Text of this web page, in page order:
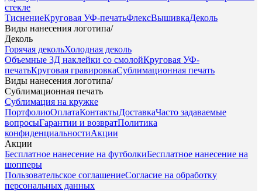
стекле
ТиснениеКруговая УФ-печатьФлексВышивкаДеколь
Виды нанесения логотипа/
Деколь
Горячая декольХолодная деколь
Объемные 3Д наклейки со смолойКруговая УФ-
печатьКруговая гравировкаСублимационная печать
Виды нанесения логотипа/
Сублимационная печать
Сублимация на кружке
ПортфолиоОплатаКонтактыДоставкаЧасто задаваемые
вопросыГарантии и возвратПолитика
конфиденциальностиАкции
Акции
Бесплатное нанесение на футболкиБесплатное нанесение на
шопперы
Пользовательское соглашениеСогласие на обработку
персональных данных